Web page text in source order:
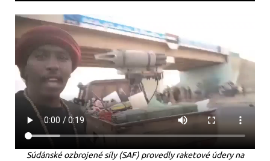
Súdánské ozbrojené síly (SAF) provedly raketové údery na